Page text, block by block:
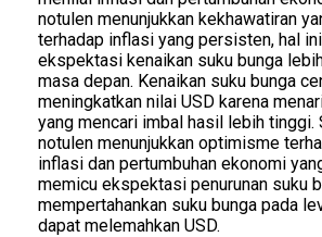
notulen menunjukkan kekhawatiran
terhadap inflasi yang persisten, hal
ekspektasi kenaikan suku bunga
masa depan. Kenaikan suku bunga
meningkatkan nilai USD karena
yang mencari imbal hasil lebih tinggi.
notulen menunjukkan optimisme
inflasi dan pertumbuhan ekonomi
memicu ekspektasi penurunan suku
mempertahankan suku bunga pada
dapat melemahkan USD.